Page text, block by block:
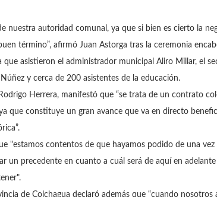
nuestra autoridad comunal, ya que si bien es cierto la
término”, afirmó Juan Astorga tras la ceremonia
asistieron el administrador municipal Aliro Millar, el
y cerca de 200 asistentes de la educación.
Herrera, manifestó que “se trata de un contrato
que constituye un gran avance que va en directo
"estamos contentos de que hayamos podido de una
un precedente en cuanto a cuál será de aquí en
de Colchagua declaró además que “cuando nosotros